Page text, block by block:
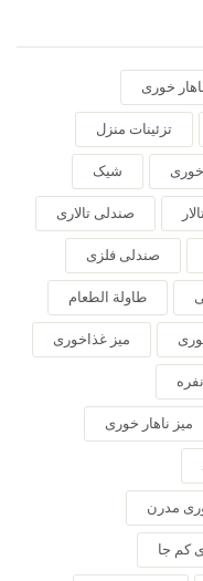
خوری
تزئینات منزل
شیک
صندلی تالاری
صندلی فلزی
طاولة الطعام
میز غذاخوری
میز ناهار خوری
مدرن
کم جا